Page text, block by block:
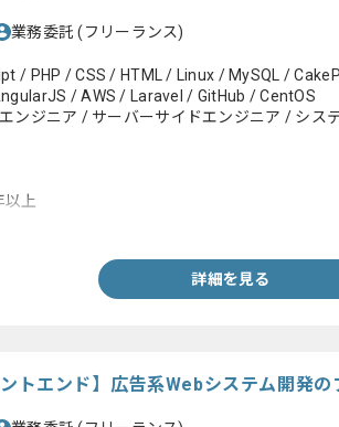
業務委託(フリーランス)
/ PHP / CSS / HTML / Linux / MySQL /
/ AWS / Laravel / GitHub / CentOS
ンジニア / サーバーサイドエンジニア / シス
以上
詳細を見る
ントエンド】広告系Webシステム開発